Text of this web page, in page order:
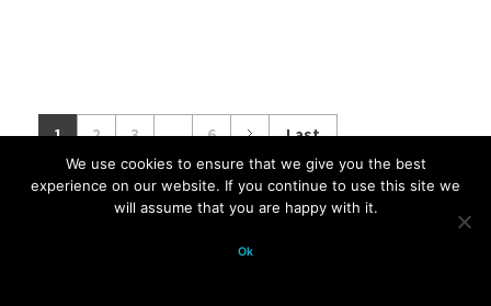
1 2 3 ... 6 Last
© 2026 科學月刊五十年大全 All
We use cookies to ensure that we give you the best
experience on our website. If you continue to use this site we
will assume that you are happy with it.
Ok